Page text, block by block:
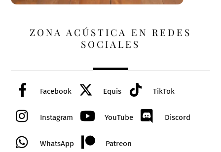
ZONA ACÚSTICA EN REDES
SOCIALES
Facebook Equis TikTok
Instagram YouTube Discord
WhatsApp Patreon